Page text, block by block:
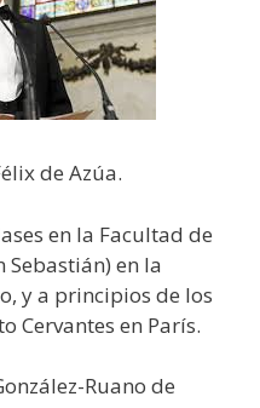
de Azúa.
en la Facultad de
Sebastián) en la
y a principios de los
Cervantes en París.
Ruano de